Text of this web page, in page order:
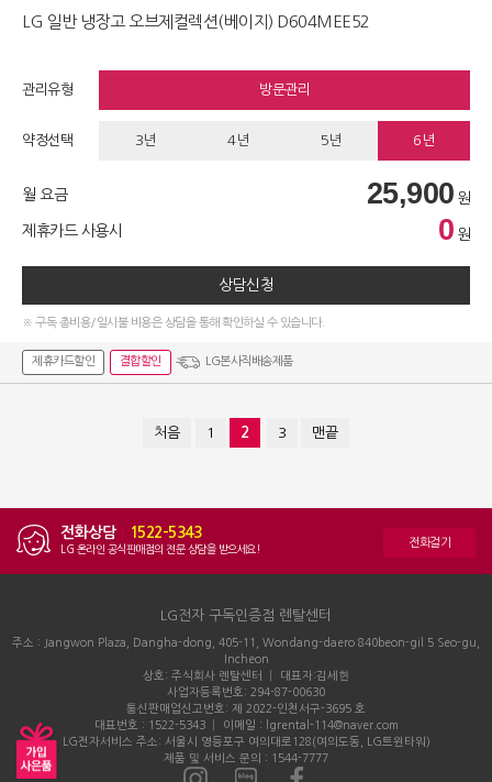
LG 일반 냉장고 오브제컬렉션(베이지) D604MEE52
관리유형 방문관리
약정선택 3년 4년 5년 6년
월 요금 25,900 원
제휴카드 사용시 0 원
상담신청
※ 구독 총비용/일시불 비용은 상담을 통해 확인하실 수 있습니다.
제휴카드할인 결합할인 LG본사직배송제품
처음 1 2 3 맨끝
전화상담 1522-5343
LG 온라인 공식판매점의 전문 상담을 받으세요! 전화걸기
LG전자 구독인증점 렌탈센터
주소 : Jangwon Plaza, Dangha-dong, 405-11, Wondang-daero 840beon-gil 5 Seo-gu,
Incheon
상호: 주식회사 렌탈센터 │ 대표자:김세현
사업자등록번호: 294-87-00630
통신판매업신고번호: 제 2022-인천서구-3695 호
대표번호 : 1522-5343 │ 이메일 : lgrental-114@naver.com
LG전자서비스 주소: 서울시 영등포구 여의대로128(여의도동, LG트윈타워)
제품 및 서비스 문의 : 1544-7777